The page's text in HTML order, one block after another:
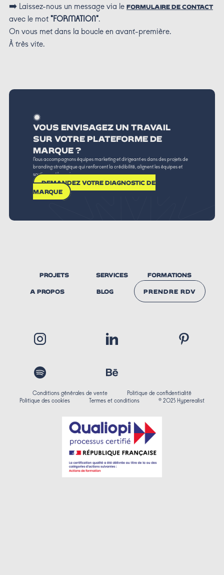
➡️ Laissez-nous un message via le FORMULAIRE DE CONTACT
avec le mot "FORMATION".
On vous met dans la boucle en avant-première.
À très vite.
VOUS ENVISAGEZ UN TRAVAIL
SUR VOTRE PLATEFORME DE
MARQUE ?
Nous accompagnons équipes marketing et dirigeant·es dans des projets de
branding stratégique qui renforcent la crédibilité, alignent les équipes et
soutiennent la croissance.
DEMANDEZ VOTRE DIAGNOSTIC DE
MARQUE
PROJETS SERVICES FORMATIONS
A PROPOS BLOG
PRENDRE RDV
Conditions générales de vente
Politique de confidentialité
Politique des cookies
Termes et conditions © 2025 Hyperealist